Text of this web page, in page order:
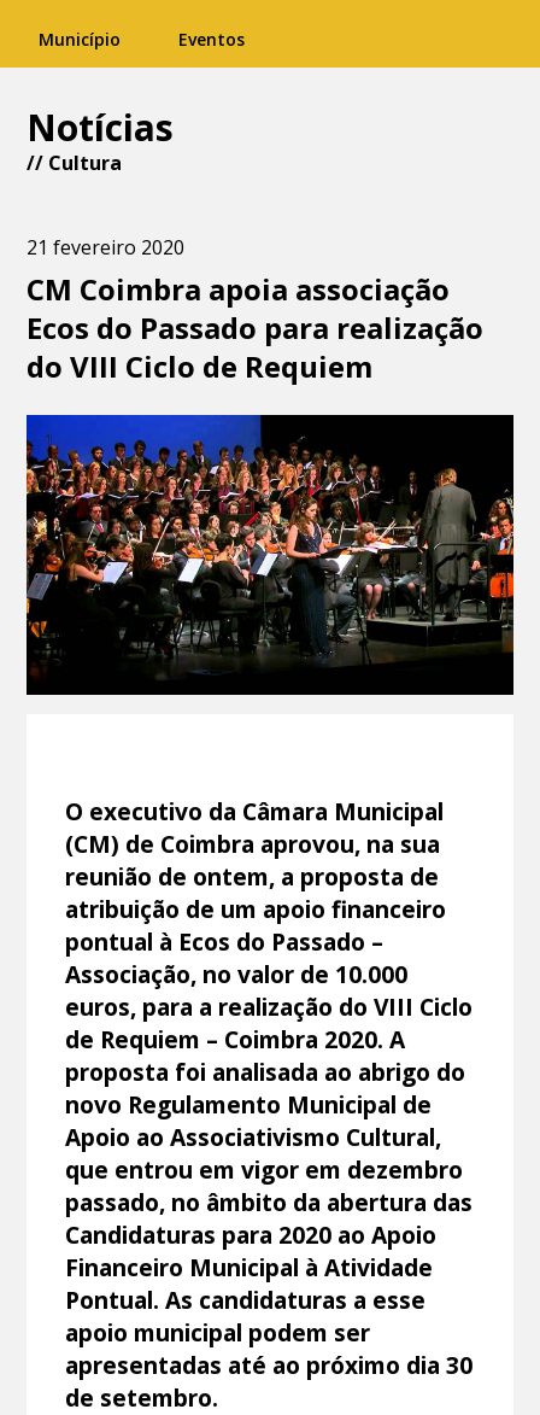
Município Eventos
Notícias
// Cultura
21 fevereiro 2020
CM Coimbra apoia associação
Ecos do Passado para realização
do VIII Ciclo de Requiem
O executivo da Câmara Municipal
(CM) de Coimbra aprovou, na sua
reunião de ontem, a proposta de
atribuição de um apoio financeiro
pontual à Ecos do Passado –
Associação, no valor de 10.000
euros, para a realização do VIII Ciclo
de Requiem – Coimbra 2020. A
proposta foi analisada ao abrigo do
novo Regulamento Municipal de
Apoio ao Associativismo Cultural,
que entrou em vigor em dezembro
passado, no âmbito da abertura das
Candidaturas para 2020 ao Apoio
Financeiro Municipal à Atividade
Pontual. As candidaturas a esse
apoio municipal podem ser
apresentadas até ao próximo dia 30
de setembro.